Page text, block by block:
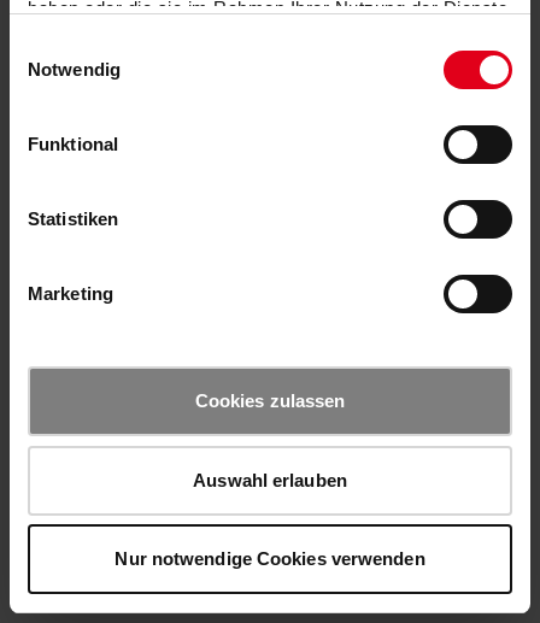
haben oder die sie im Rahmen Ihrer Nutzung der Dienste
Notwendig
Funktional
Statistiken
Marketing
Cookies zulassen
Auswahl erlauben
Nur notwendige Cookies verwenden